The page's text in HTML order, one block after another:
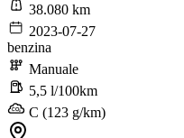
38.080 km
2023-07-27
benzina
Manuale
5,5 l/100km
C (123 g/km)